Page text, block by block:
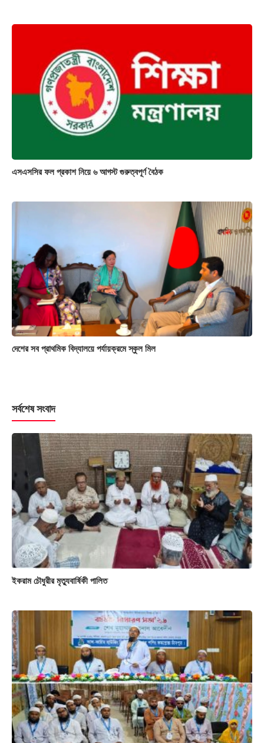
এসএসসির ফল প্রকাশ নিয়ে ৬ আগস্ট গুরুত্বপূর্ণ বৈঠক
দেশের সব প্রাথমিক বিদ্যালয়ে পর্যায়ক্রমে স্কুল মিল
সর্বশেষ সংবাদ
ইকরাম চৌধুরীর মৃত্যুবার্ষিকী পালিত